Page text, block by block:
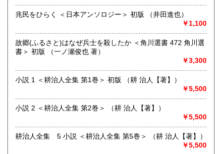
基本的に『日本の古本屋』サイトからのご注文で承ります
が、ご都合の悪い場合は、【FAX】、【はがき等】のご注文
【FAX 】 044－455-7785
【はがき送付先】
〒215-0016 川崎市麻生区早野498-1(株)Wit tech古書Uppro
※2026年5月から電話注文は都合により廃止いたしました。
申し訳ございません。FAXで対応いたしますのでよろしくお
願いいたします。
最寄駅：柿生(小田急線)、市ヶ尾(田園都市線)
営業時間：午前10時～午後6時
兆民をひらく ＜日本アンソロジー＞ 初版 （井田進也）
￥1,100
故郷(ふるさと)はなぜ兵士を殺したか ＜角川選書 472 角川選
書＞ 初版 （一ノ瀬俊也 著）
￥3,300
小説 1 ＜耕治人全集 第1巻＞ 初版 （耕 治人【著】）
￥5,500
小説 2 ＜耕治人全集 第2巻＞ （耕 治人【著】）
￥5,500
耕治人全集 5 小説 ＜耕治人全集 第5巻＞ （耕 治人【著】）
￥5,500